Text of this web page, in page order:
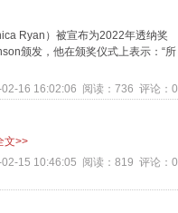
Ryan）被宣布为2022年透纳奖
颁发，他在颁奖仪式上表示：“所
16 16:02:06 阅读：736 评论：0
文>>
15 10:46:05 阅读：819 评论：0